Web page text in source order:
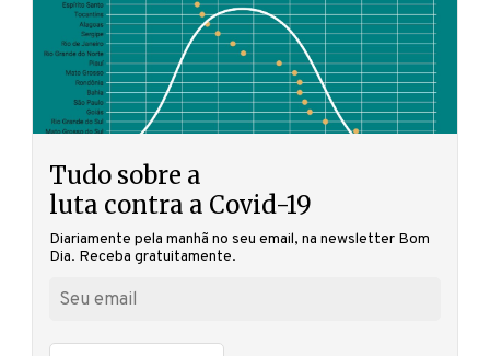
Tudo sobre a
luta contra a Covid-19
Diariamente pela manhã no seu email, na newsletter Bom
Dia. Receba gratuitamente.